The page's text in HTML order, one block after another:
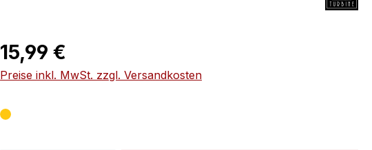
Regulärer Preis:
15,99 €
Preise inkl. MwSt. zzgl. Versandkosten